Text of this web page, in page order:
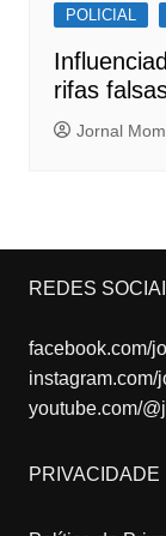
POLICIAL
rifas
Jornal
REDES
facebook.com/
instagram.com/
youtube.com/
PRIVACIDADE